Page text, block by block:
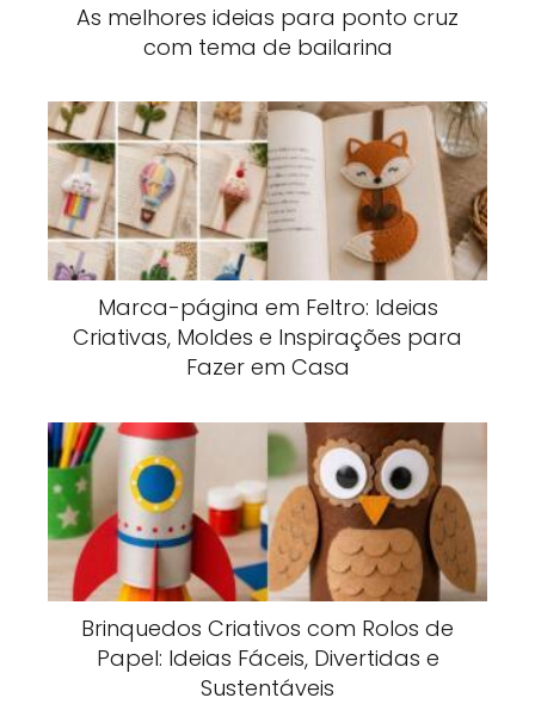
As melhores ideias para ponto cruz
com tema de bailarina
Marca-página em Feltro: Ideias
Criativas, Moldes e Inspirações para
Fazer em Casa
Brinquedos Criativos com Rolos de
Papel: Ideias Fáceis, Divertidas e
Sustentáveis